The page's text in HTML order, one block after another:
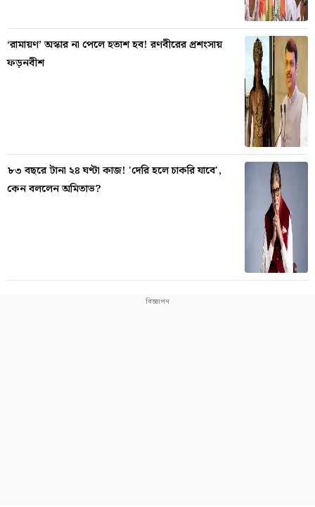
‘রামায়ণ’ অস্কার না পেলে হতাশ হব! রণবীরের প্রশংসায়
ফড়নবীশ
৮৩ বছরে টানা ২৪ ঘণ্টা কাজ! 'দেরি হলে চাকরি যাবে',
কেন বললেন অমিতাভ?